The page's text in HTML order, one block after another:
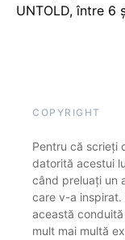
UNTOLD, între 6
COPYRIGHT
Pentru că scrieți
datorită acestui
când preluați un
care v-a inspirat.
această
mult mai multă